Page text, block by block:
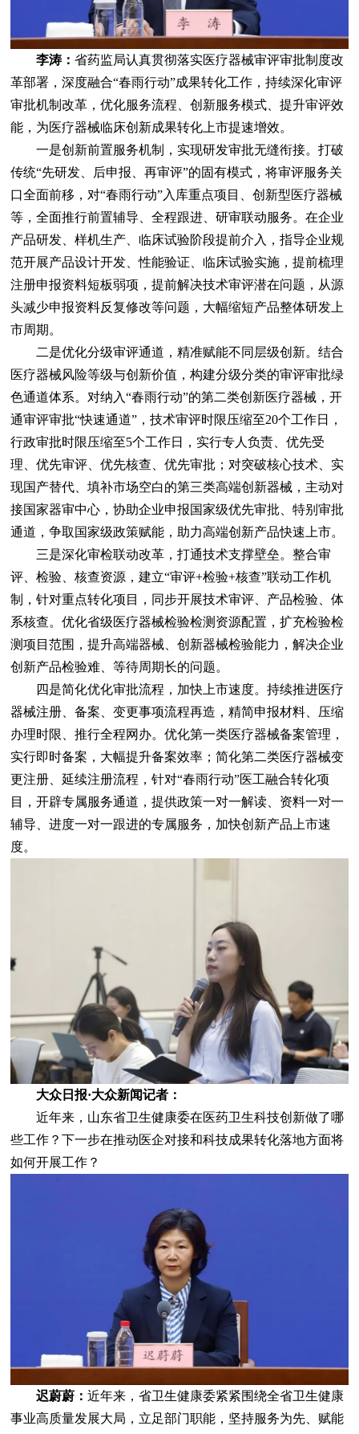
李涛：省药监局认真贯彻落实医疗器械审评审批制度改
革部署，深度融合“春雨行动”成果转化工作，持续深化审评
审批机制改革，优化服务流程、创新服务模式、提升审评效
能，为医疗器械临床创新成果转化上市提速增效。
一是创新前置服务机制，实现研发审批无缝衔接。打破
传统“先研发、后申报、再审评”的固有模式，将审评服务关
口全面前移，对“春雨行动”入库重点项目、创新型医疗器械
等，全面推行前置辅导、全程跟进、研审联动服务。在企业
产品研发、样机生产、临床试验阶段提前介入，指导企业规
范开展产品设计开发、性能验证、临床试验实施，提前梳理
注册申报资料短板弱项，提前解决技术审评潜在问题，从源
头减少申报资料反复修改等问题，大幅缩短产品整体研发上
市周期。
二是优化分级审评通道，精准赋能不同层级创新。结合
医疗器械风险等级与创新价值，构建分级分类的审评审批绿
色通道体系。对纳入“春雨行动”的第二类创新医疗器械，开
通审评审批“快速通道”，技术审评时限压缩至20个工作日，
行政审批时限压缩至5个工作日，实行专人负责、优先受
理、优先审评、优先核查、优先审批；对突破核心技术、实
现国产替代、填补市场空白的第三类高端创新器械，主动对
接国家器审中心，协助企业申报国家级优先审批、特别审批
通道，争取国家级政策赋能，助力高端创新产品快速上市。
三是深化审检联动改革，打通技术支撑壁垒。整合审
评、检验、核查资源，建立“审评+检验+核查”联动工作机
制，针对重点转化项目，同步开展技术审评、产品检验、体
系核查。优化省级医疗器械检验检测资源配置，扩充检验检
测项目范围，提升高端器械、创新器械检验能力，解决企业
创新产品检验难、等待周期长的问题。
四是简化优化审批流程，加快上市速度。持续推进医疗
器械注册、备案、变更事项流程再造，精简申报材料、压缩
办理时限、推行全程网办。优化第一类医疗器械备案管理，
实行即时备案，大幅提升备案效率；简化第二类医疗器械变
更注册、延续注册流程，针对“春雨行动”医工融合转化项
目，开辟专属服务通道，提供政策一对一解读、资料一对一
辅导、进度一对一跟进的专属服务，加快创新产品上市速
度。
大众日报·大众新闻记者：
近年来，山东省卫生健康委在医药卫生科技创新做了哪
些工作？下一步在推动医企对接和科技成果转化落地方面将
如何开展工作？
迟蔚蔚：近年来，省卫生健康委紧紧围绕全省卫生健康
事业高质量发展大局，立足部门职能，坚持服务为先、赋能